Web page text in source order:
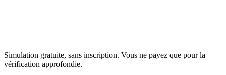
Simulation gratuite, sans inscription. Vous ne payez que pour la
vérification approfondie.